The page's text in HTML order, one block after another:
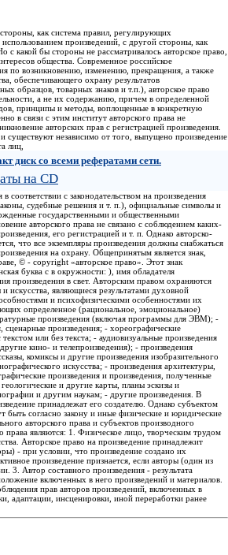
как система правил, регулирующих
произведений, с другой стороны, как
какой бы стороны не рассматривалось авторское право,
общества. Современное российское
по возникновению, изменению, прекращения, а также
обеспечивающего охрану результатов
образцов, товарных знаков и т.п.), авторское право
а не их содержанию, причем в определенной
принципы и методы, воплощенные в конкретную
в связи с этим институт авторского права не
авторских прав с регистрацией произведения.
существуют независимо от того, выпущено произведение
лиц,
диск со всеми рефератами сети.
на CD
соответствии с законодательством на произведения
судебные решения и т. п.), официальные символы и
государственными и общественными
авторского права не связано с соблюдением каких-
его регистрацией и т. п. Однако авторско-
что все экземпляры произведения должны снабжаться
на охрану. Общепринятым является знак,
© - copyright «авторское право». Этот знак
буква с в окружности: ), имя обладателя
произведения в свет. Авторским правом охраняются
искусства, являющиеся результатами духовной
и психофизическими особенностями их
определенное (рациональное, эмоциональное)
произведения (включая программы для ЭВМ); -
сценарные произведения; - хореографические
или без текста; - аудиовизуальные произведения
кино- и телепроизведения); - произведения
комиксы и другие произведения изобразительного
искусства; - произведения архитектуры,
произведения и произведения, полученные
и другие карты, планы эскизы и
и другим наукам; - другие произведения. В
принадлежат его создателю. Однако субъектом
быть согласно закону и иные физические и юридические
авторского права и субъектов производного
права являются: 1. Физическое лицо, творческим трудом
Авторское право на произведение принадлежит
- при условии, что произведение создано их
произведение признается, если авторы (один из
3. Автор составного произведения - результата
включенных в него произведений и материалов.
прав авторов произведений, включенных в
адаптации, инсценировки, иной переработки ранее